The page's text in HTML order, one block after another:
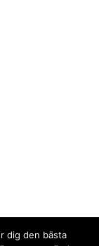
dig den bästa